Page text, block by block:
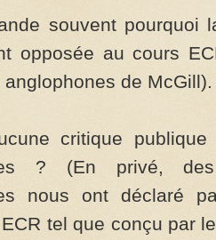
souvent pourquoi
opposée au cours
de McGill).
critique
? (En privé,
nous ont déclaré
tel que conçu par